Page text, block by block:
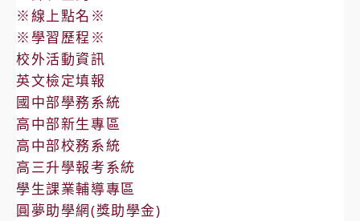
※線上點名※
※學習歷程※
校外活動資訊
英文檢定填報
國中部學務系統
高中部新生專區
高中部校務系統
高三升學報考系統
學生課業輔導專區
圓夢助學網(獎助學金)